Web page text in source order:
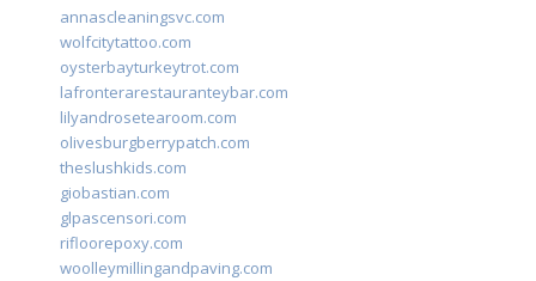
annascleaningsvc.com
wolfcitytattoo.com
oysterbayturkeytrot.com
lafronterarestauranteybar.com
lilyandrosetearoom.com
olivesburgberrypatch.com
theslushkids.com
giobastian.com
glpascensori.com
rifloorepoxy.com
woolleymillingandpaving.com